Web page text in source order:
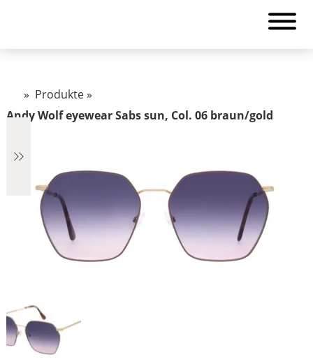
» Produkte»
Andy Wolf eyewear Sabs sun, Col. 06 braun/gold